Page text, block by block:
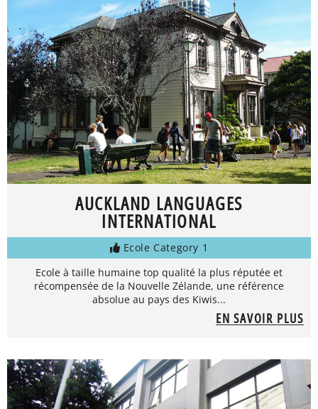
AUCKLAND LANGUAGES
INTERNATIONAL
Ecole Category 1
Ecole à taille humaine top qualité la plus réputée et
récompensée de la Nouvelle Zélande, une référence
absolue au pays des Kiwis...
EN SAVOIR PLUS